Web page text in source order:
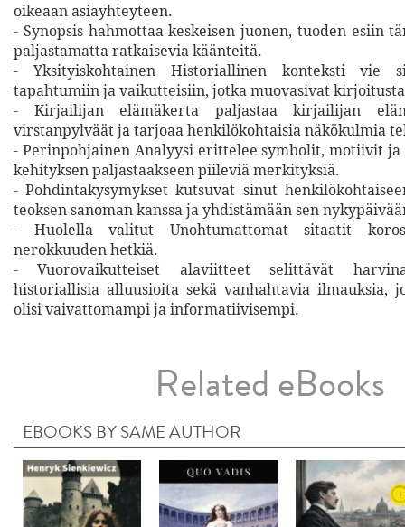
oikeaan asiayhteyteen.
- Synopsis hahmottaa keskeisen juonen, tuoden esiin
paljastamatta ratkaisevia käänteitä.
- Yksityiskohtainen Historiallinen konteksti vie
tapahtumiin ja vaikutteisiin, jotka muovasivat
- Kirjailijan elämäkerta paljastaa kirjailijan
virstanpylväät ja tarjoaa henkilökohtaisia näkökulmia
- Perinpohjainen Analyysi erittelee symbolit, motiivit
kehityksen paljastaakseen piileviä merkityksiä.
- Pohdintakysymykset kutsuvat sinut
teoksen sanoman kanssa ja yhdistämään sen
- Huolella valitut Unohtumattomat sitaatit
nerokkuuden hetkiä.
- Vuorovaikutteiset alaviitteet selittävät
historiallisia alluusioita sekä vanhahtavia ilmauksia,
olisi vaivattomampi ja informatiivisempi.
Related eBooks
EBOOKS BY SAME AUTHOR